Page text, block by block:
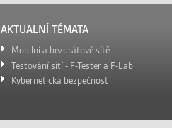
AKTUALNÍ TÉMATA
Mobilní a bezdrátové sítě
Testování sítí - F-Tester a F-Lab
Kybernetická bezpečnost